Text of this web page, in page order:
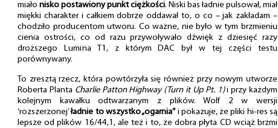
miało nisko postawiony punkt ciężkości. Niski bas ładnie pulsował, miał
miękki charakter i całkiem dobrze oddawał to, o co – jak zakładam –
chodziło producentom utworu. Co ważne, nie było w tym brzmieniu
cienia ostrości, co od razu przywoływało dźwięk z dziesięć razy
droższego Lumïna T1, z którym DAC był w tej części testu
porównywany.
To zresztą rzecz, która powtórzyła się również przy nowym utworze
Roberta Planta Charlie Patton Highway (Turn it Up Pt. 1)i przy każdym
kolejnym kawałku odtwarzanym z plików. Wolf 2 w wersji
‘rozszerzonej’ładnie to wszystko „ogarnia” i pokazuje, że pliki hi-res są
lepsze od plików 16/44,1, ale też i to, że dobra płyta CD wciąż brzmi